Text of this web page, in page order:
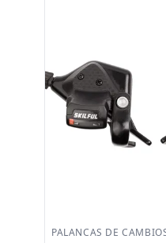
PALANCAS DE